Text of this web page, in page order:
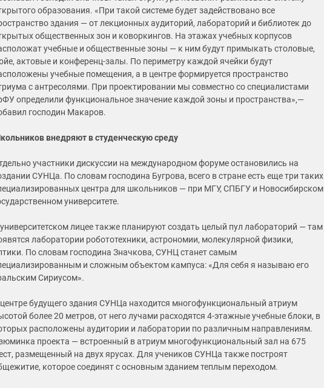
образования. «При такой системе будет задействовано все
здания — от лекционных аудиторий, лабораторий и библиотек до
общественных зон и коворкингов. На этажах учебных корпусов
учебные и общественные зоны — к ним будут примыкать столовые,
актовые и конференц-залы. По периметру каждой ячейки будут
учебные помещения, а в центре формируется пространство
с антресолями. При проектировании мы совместно со специалистами
определили функциональное значение каждой зоны и пространства»,—
господин Макаров.
внедряют в студенческую среду
участники дискуссии на международном форуме остановились на
СУНЦа. По словам господина Бугрова, всего в стране есть еще три таких
центра для школьников — при МГУ, СПБГУ и Новосибирском
университете.
лицее также планируют создать целый пул лабораторий — там
лаборатории робототехники, астрономии, молекулярной физики,
По словам господина Значкова, СУНЦ станет самым
и сложным объектом кампуса: «Для себя я называю его
Сириусом».
будущего здания СУНЦа находится многофункциональный атриум
более 20 метров, от него лучами расходятся 4-этажные учебные блоки, в
расположены аудитории и лаборатории по различным направлениям.
проекта — встроенный в атриум многофункциональный зал на 675
размещенный на двух ярусах. Для учеников СУНЦа также построят
которое соединят с основным зданием теплым переходом.